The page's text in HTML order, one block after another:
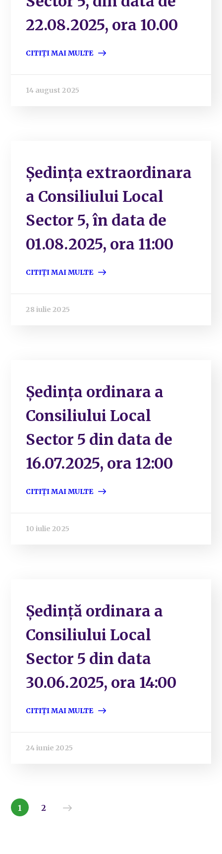
22.08.2025, ora 10.00
CITIȚI MAI MULTE
14 august 2025
Ședința extraordinara
a Consiliului Local
Sector 5, în data de
01.08.2025, ora 11:00
CITIȚI MAI MULTE
28 iulie 2025
Ședința ordinara a
Consiliului Local
Sector 5 din data de
16.07.2025, ora 12:00
CITIȚI MAI MULTE
10 iulie 2025
Ședință ordinara a
Consiliului Local
Sector 5 din data
30.06.2025, ora 14:00
CITIȚI MAI MULTE
24 iunie 2025
1 2